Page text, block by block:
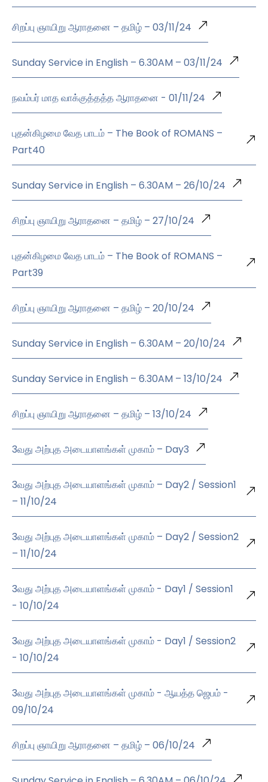
சிறப்பு ஞாயிறு ஆராதனை – தமிழ் – 03/11/24
Sunday Service in English – 6.30AM – 03/11/24
நவம்பர் மாத வாக்குத்தத்த ஆராதனை - 01/11/24
புதன்கிழமை வேத பாடம் – The Book of ROMANS –
Part40
Sunday Service in English – 6.30AM – 26/10/24
சிறப்பு ஞாயிறு ஆராதனை – தமிழ் – 27/10/24
புதன்கிழமை வேத பாடம் – The Book of ROMANS –
Part39
சிறப்பு ஞாயிறு ஆராதனை – தமிழ் – 20/10/24
Sunday Service in English – 6.30AM – 20/10/24
Sunday Service in English – 6.30AM – 13/10/24
சிறப்பு ஞாயிறு ஆராதனை – தமிழ் – 13/10/24
3வது அற்புத அடையாளங்கள் முகாம் – Day3
3வது அற்புத அடையாளங்கள் முகாம் – Day2 / Session1
– 11/10/24
3வது அற்புத அடையாளங்கள் முகாம் – Day2 / Session2
– 11/10/24
3வது அற்புத அடையாளங்கள் முகாம் - Day1 / Session1
- 10/10/24
3வது அற்புத அடையாளங்கள் முகாம் - Day1 / Session2
- 10/10/24
3வது அற்புத அடையாளங்கள் முகாம் - ஆயத்த ஜெபம் -
09/10/24
சிறப்பு ஞாயிறு ஆராதனை – தமிழ் – 06/10/24